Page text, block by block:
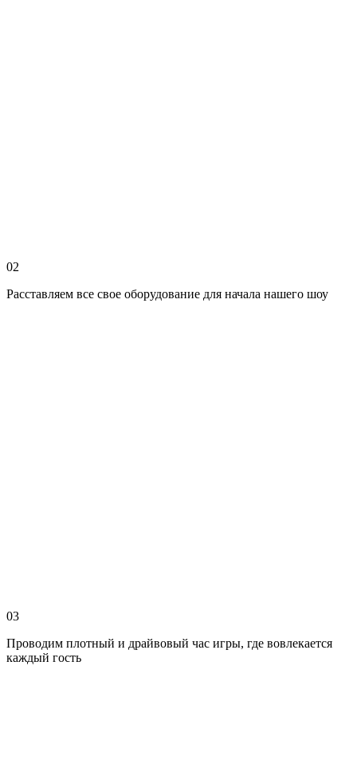
02
Расставляем все свое оборудование для начала нашего шоу
03
Проводим плотный и драйвовый час игры, где вовлекается
каждый гость